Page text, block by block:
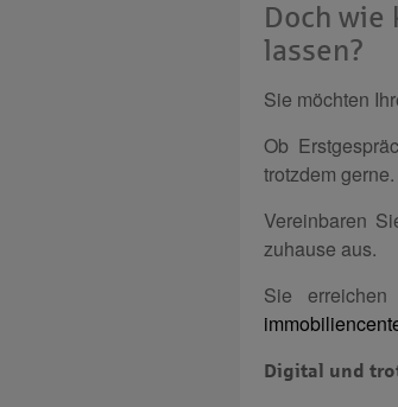
Doch wie
lassen?
Sie möchten
Ob
trotzdem gerne.
Vereinbaren
zuhause aus.
Sie
Digital und